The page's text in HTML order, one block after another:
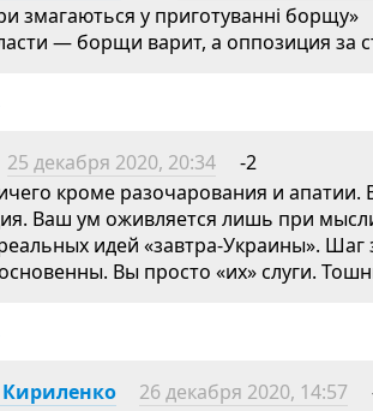
змагаються у приготуванні борщу»
— борщи варит, а оппозиция за
25 декабря 2020, 20:34
-2
кроме разочарования и апатии.
Ваш ум оживляется лишь при
идей «завтра-Украины».
Вы просто «их» слуги.
26 декабря 2020, 14:57